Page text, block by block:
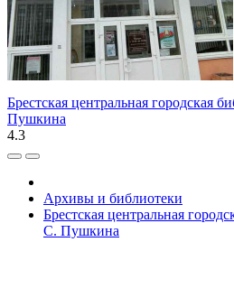
Брестская центральная городская
Пушкина
4.3
Архивы и библиотеки
Брестская центральная
С. Пушкина